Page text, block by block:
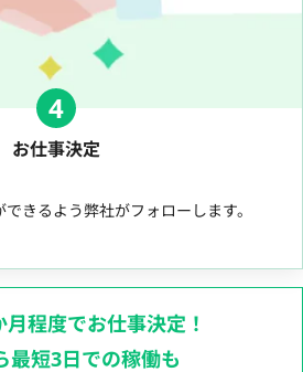
4
お仕事決定
きるよう弊社がフォローします。
程度でお仕事決定！
最短3日での稼働も